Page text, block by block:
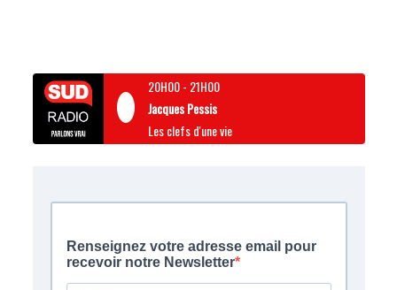
20H00- 21H00
Jacques Pessis
Les clefs d'une vie